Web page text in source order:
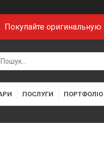
Покупайте
ПОСЛУГИ ПОРТФОЛІО